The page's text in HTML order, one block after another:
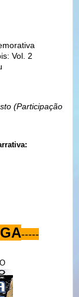
Vol. 2
(Participação
-----